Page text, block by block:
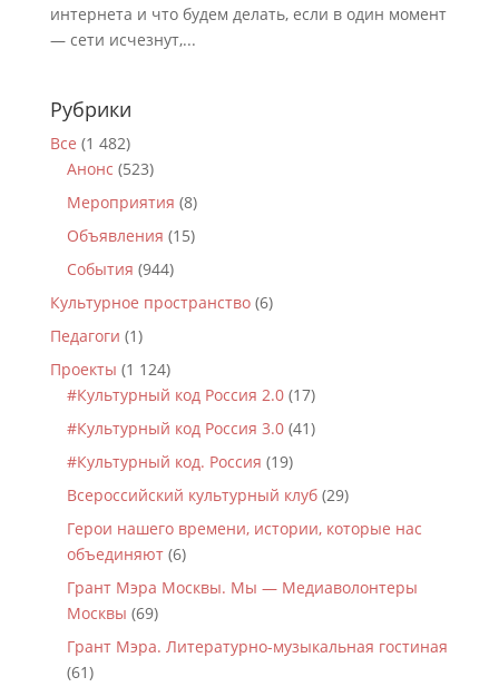
интернета и что будем делать, если в один момент
— сети исчезнут,...
Рубрики
Все (1 482)
Анонс (523)
Мероприятия (8)
Объявления (15)
События (944)
Культурное пространство(6)
Педагоги (1)
Проекты (1 124)
#Культурный код Россия 2.0(17)
#Культурный код Россия 3.0(41)
#Культурный код. Россия (19)
Всероссийский культурный клуб(29)
Герои нашего времени, истории, которые нас
объединяют(6)
Грант Мэра Москвы. Мы — Медиаволонтеры
Москвы (69)
Грант Мэра. Литературно-музыкальная гостиная
(61)